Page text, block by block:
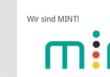
Wir sind MINT!